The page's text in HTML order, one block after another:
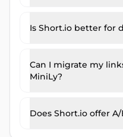
Is Short.io better for
Can I migrate my
MiniLy?
Does Short.io offer